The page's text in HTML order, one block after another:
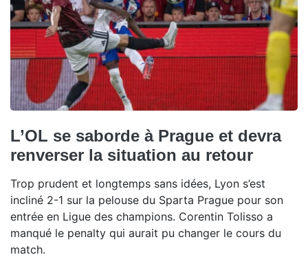
L’OL se saborde à Prague et devra
renverser la situation au retour
Trop prudent et longtemps sans idées, Lyon s’est
incliné 2-1 sur la pelouse du Sparta Prague pour son
entrée en Ligue des champions. Corentin Tolisso a
manqué le penalty qui aurait pu changer le cours du
match.